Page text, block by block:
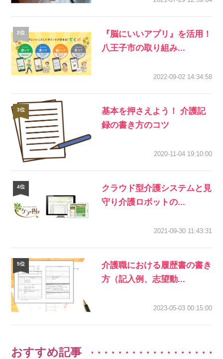
『脳にいいアプリ』を活用！
八王子市の取り組み...
2022-09-02 14:34:58
基本を押さえよう！ 介護記
録の書き方のコツ
2020-11-04 19:10:00
クラウド型介護システムと見
守り介護ロボットの...
2021-09-30 11:43:31
介護職における履歴書の書き
方（記入例、志望動...
2023-05-03 00:15:00
おすすめ記事